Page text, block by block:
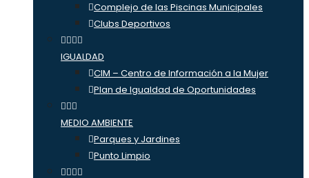
Complejo de las Piscinas Municipales
Clubs Deportivos
IGUALDAD
CIM – Centro de Información a la Mujer
Plan de Igualdad de Oportunidades
MEDIO AMBIENTE
Parques y Jardines
Punto Limpio